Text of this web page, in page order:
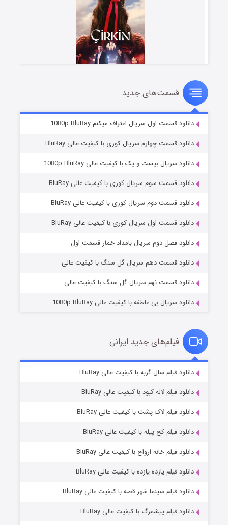
سریال زشت
قسمت۲ (زیرنویس) منتشر شد
مردگان متحرک: شهر مرده ۳
قسمت۲ (زیرنویس) منتشر شد
قسمت۷ (زیرنویس) منتشر شد
قسمت‌های جدید
دانلود قسمت اول سریال اعتراف میکنم 1080p BluRay
دانلود قسمت چهارم سریال کوری با کیفیت عالی BluRay
دانلود سریال بیست و یک با کیفیت عالی 1080p BluRay
دانلود قسمت سوم سریال کوری با کیفیت عالی BluRay
دانلود قسمت دوم سریال کوری با کیفیت عالی BluRay
دانلود قسمت اول سریال کوری با کیفیت عالی BluRay
دانلود فصل دوم سریال بامداد خمار قسمت اول
دانلود قسمت دهم سریال گل سنگ با کیفیت عالی
دانلود قسمت نهم سریال گل سنگ با کیفیت عالی
دانلود سریال بی عاطفه با کیفیت عالی 1080p BluRay
فیلم‌های جدید ایرانی
دانلود فیلم سال گربه با کیفیت عالی BluRay
دانلود فیلم لاله کبود با کیفیت عالی BluRay
دانلود فیلم لاک پشت با کیفیت عالی BluRay
دانلود فیلم کج‌ پیله با کیفیت عالی BluRay
دانلود فیلم خانه ارواح با کیفیت عالی BluRay
دانلود فیلم یازده یازده با کیفیت عالی BluRay
دانلود فیلم سینما شهر قصه با کیفیت عالی BluRay
دانلود فیلم پیشمرگ با کیفیت عالی BluRay